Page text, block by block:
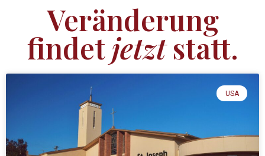
Veränderung
findetjetztstatt.
USA